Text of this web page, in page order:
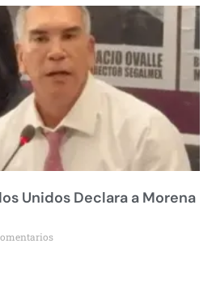
Unidos Declara a Morena